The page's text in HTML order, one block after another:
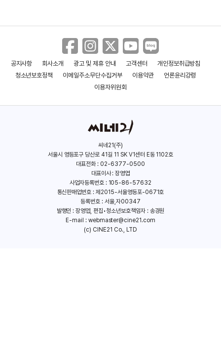
(문상호)
이도엽
김홍파
백현진
(양재승)
정동환
(방기호)
공지사항 회사소개 광고 및 제휴 안내 고객센터
개인정보취급방침
청소년보호정책
이메일주소무단수집거부 이용약관
언론윤리강령
이용자위원회
씨네21(주)
서울시 영등포구 당산로 41길 11 SK V1센터 E동 1102호
대표전화 : 02-6377-0500
대표이사 : 장영엽
사업자등록번호 : 105-86-57632
통신판매업번호 : 제2015-서울영등포-0671호
등록번호 : 서울,자00347
발행인 : 장영엽, 편집•청소년보호책임자 : 송경원
E-mail : webmaster@cine21.com
(c) CINE21 Co., LTD